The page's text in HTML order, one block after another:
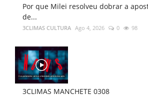
Por que Milei resolveu dobrar a
de...
3CLIMAS CULTURA Ago 4, 2026 0 98
3CLIMAS MANCHETE 0308